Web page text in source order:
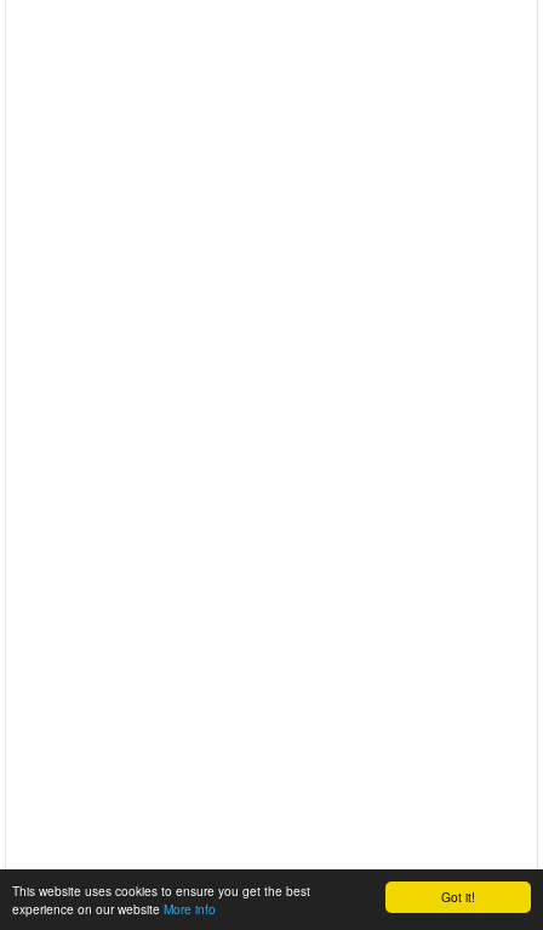
Got it!
This website uses cookies to ensure you get the best
experience on our website More info